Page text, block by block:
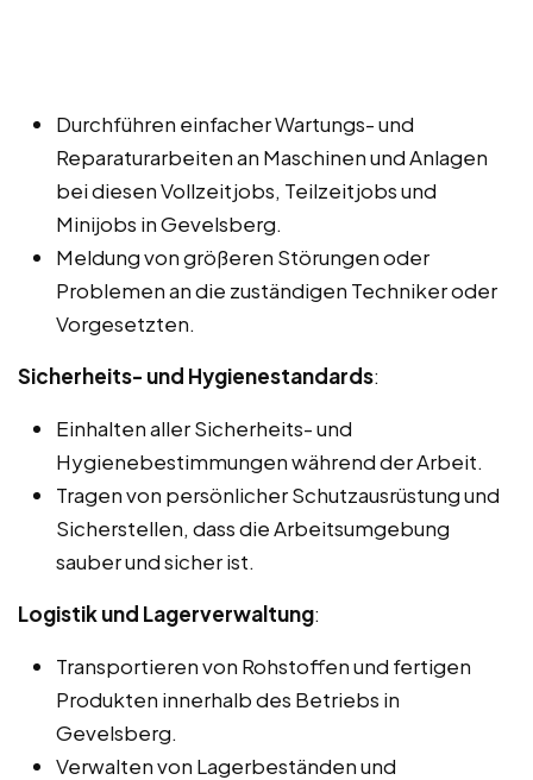
Durchführen einfacher Wartungs- und
Reparaturarbeiten an Maschinen und Anlagen
bei diesen Vollzeitjobs, Teilzeitjobs und
Minijobs in Gevelsberg.
Meldung von größeren Störungen oder
Problemen an die zuständigen Techniker oder
Vorgesetzten.
Sicherheits- und Hygienestandards:
Einhalten aller Sicherheits- und
Hygienebestimmungen während der Arbeit.
Tragen von persönlicher Schutzausrüstung und
Sicherstellen, dass die Arbeitsumgebung
sauber und sicher ist.
Logistik und Lagerverwaltung:
Transportieren von Rohstoffen und fertigen
Produkten innerhalb des Betriebs in
Gevelsberg.
Verwalten von Lagerbeständen und